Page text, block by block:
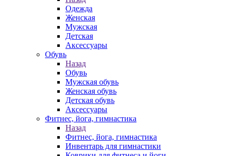
Одежда
Женская
Мужская
Детская
Аксессуары
Обувь
Назад
Обувь
Мужская обувь
Женская обувь
Детская обувь
Аксессуары
Фитнес, йога, гимнастика
Назад
Фитнес, йога, гимнастика
Инвентарь для гимнастики